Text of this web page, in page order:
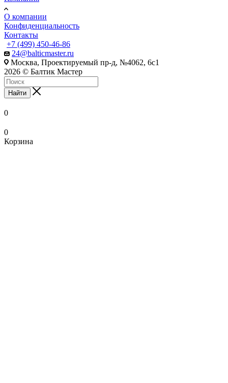
О компании
Конфиденциальность
Контакты
+7 (499) 450-46-86
24@balticmaster.ru
Москва, Проектируемый пр-д, №4062, 6с1
2026 © Балтик Мастер
Найти
0
0
Корзина